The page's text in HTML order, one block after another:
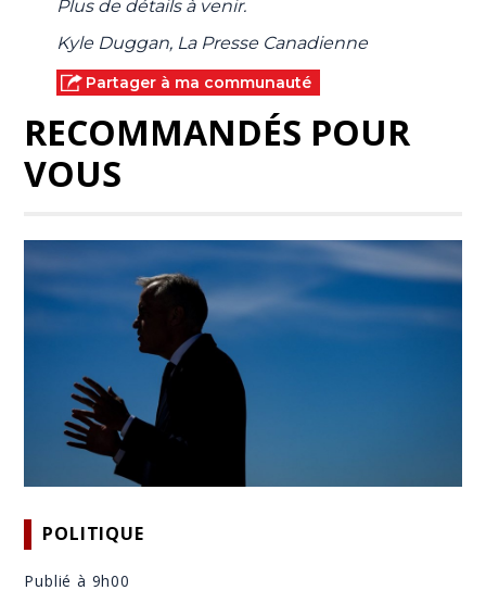
Plus de détails à venir.
Kyle Duggan, La Presse Canadienne
Partager à ma communauté
RECOMMANDÉS POUR
VOUS
POLITIQUE
Publié à 9h00